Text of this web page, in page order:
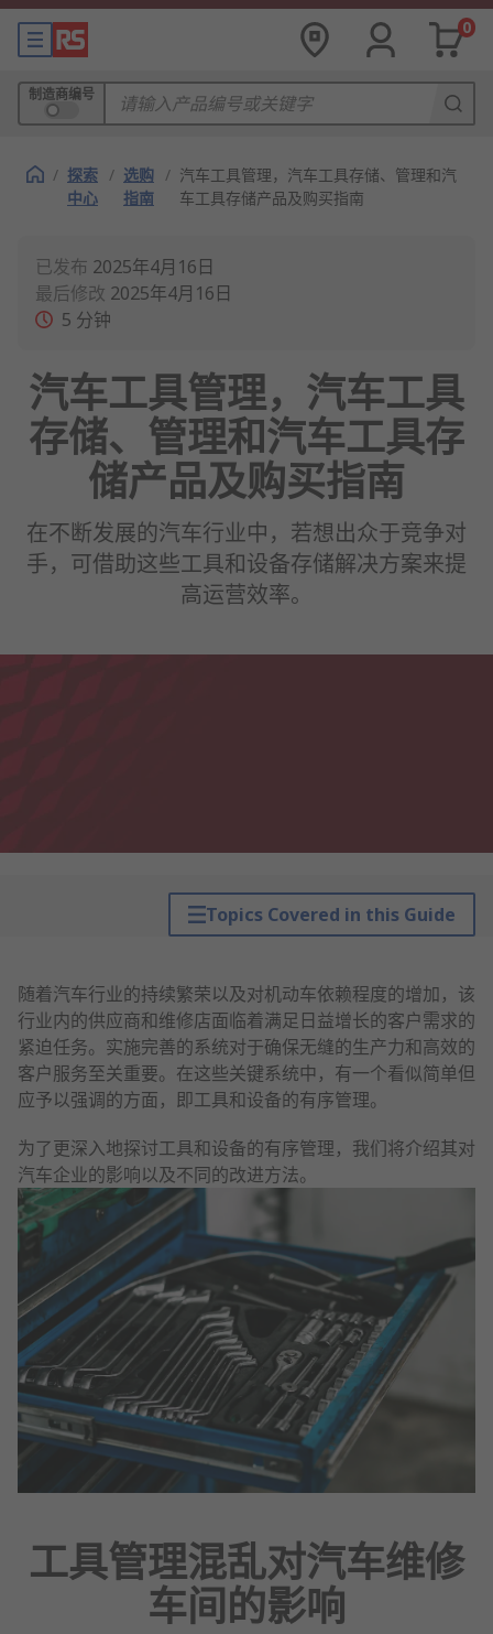
0
制造商编号
/ 探索
中心
/ 选购
指南
/ 汽车工具管理，汽车工具存储、管理和汽
车工具存储产品及购买指南
已发布 2025年4月16日
最后修改 2025年4月16日
5 分钟
汽车工具管理，汽车工具
存储、管理和汽车工具存
储产品及购买指南
在不断发展的汽车行业中，若想出众于竞争对
手，可借助这些工具和设备存储解决方案来提
高运营效率。
Topics Covered in this Guide
随着汽车行业的持续繁荣以及对机动车依赖程度的增加，该
行业内的供应商和维修店面临着满足日益增长的客户需求的
紧迫任务。实施完善的系统对于确保无缝的生产力和高效的
客户服务至关重要。在这些关键系统中，有一个看似简单但
应予以强调的方面，即工具和设备的有序管理。
为了更深入地探讨工具和设备的有序管理，我们将介绍其对
汽车企业的影响以及不同的改进方法。
工具管理混乱对汽车维修
车间的影响